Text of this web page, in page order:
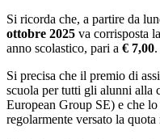
Si ricorda che, a partire da
ottobre 2025 va corrisposta
anno scolastico, pari a € 7,00.
Si precisa che il premio di
scuola per tutti gli alunni alla
European Group SE) e che
regolarmente versato la